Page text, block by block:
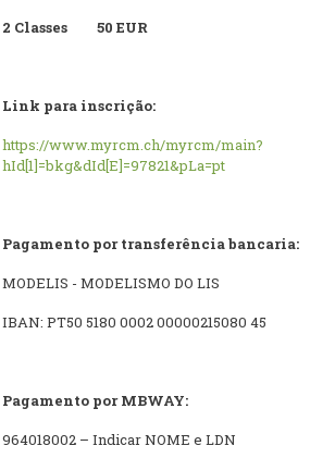
2 Classes 50 EUR
Link para inscrição:
https://www.myrcm.ch/myrcm/main?
hId[1]=bkg&dId[E]=97821&pLa=pt
Pagamento por transferência bancaria:
MODELIS - MODELISMO DO LIS
IBAN: PT50 5180 0002 00000215080 45
Pagamento por MBWAY:
964018002 – Indicar NOME e LDN